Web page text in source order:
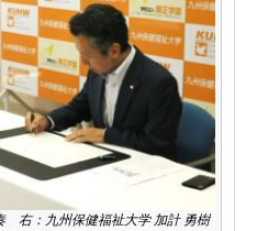
右：九州保健福祉大学 加計 勇樹